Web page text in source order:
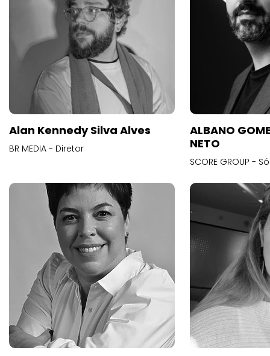
Alan Kennedy Silva Alves
BR MEDIA - Diretor
ALBANO
NETO
SCORE GROUP -